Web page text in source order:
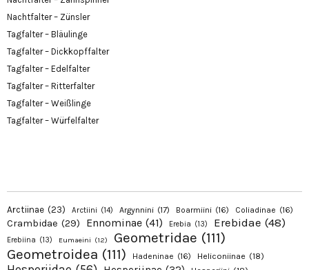
Nachtfalter – Zünsler
Tagfalter – Bläulinge
Tagfalter – Dickkopffalter
Tagfalter – Edelfalter
Tagfalter – Ritterfalter
Tagfalter – Weißlinge
Tagfalter – Würfelfalter
Arctiinae (23) Arctiini (14) Argynnini (17) Boarmiini (16) Coliadinae (16)
Crambidae (29) Ennominae (41) Erebia (13) Erebidae (48)
Erebiina (13) Eumaeini (12) Geometridae (111)
Geometroidea (111) Hadeninae (16) Heliconiinae (18)